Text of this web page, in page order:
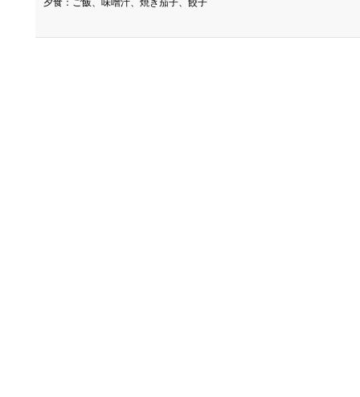
夕食：ご飯、味噌汁、焼き茄子、餃子